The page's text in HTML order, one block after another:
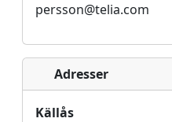
persson@telia.com
Adresser
Källås